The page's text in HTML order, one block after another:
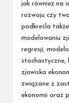
jak również na
rozwoju czy
podkreśla
modelowaniu
regresji,
stochastyczne,
zjawiska
związane z
ekonomii oraz